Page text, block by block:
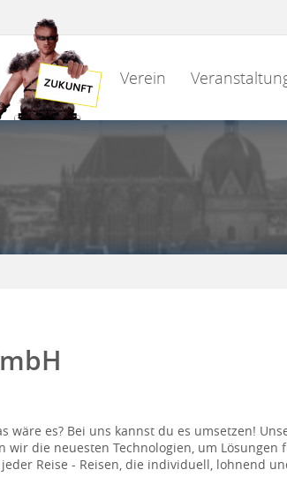
Verein
wäre es? Bei uns kannst du es umsetzen!
wir die neuesten Technologien, um Lösungen
Reise - Reisen, die individuell, lohnend